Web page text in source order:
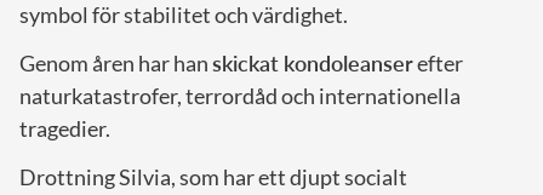
symbol för stabilitet och värdighet.
Genom åren har hanskickat kondoleanserefter
naturkatastrofer, terrordåd och internationella
tragedier.
Drottning Silvia, som har ett djupt socialt